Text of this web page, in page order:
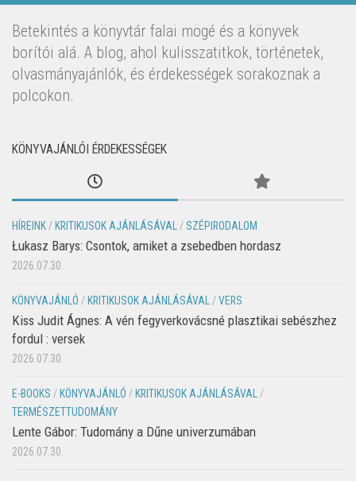
Betekintés a könyvtár falai mögé és a könyvek
borítói alá. A blog, ahol kulisszatitkok, történetek,
olvasmányajánlók, és érdekességek sorakoznak a
polcokon.
KÖNYVAJÁNLÓI ÉRDEKESSÉGEK
HÍREINK / KRITIKUSOK AJÁNLÁSÁVAL / SZÉPIRODALOM
Łukasz Barys: Csontok, amiket a zsebedben hordasz
2026.07.30.
KÖNYVAJÁNLÓ / KRITIKUSOK AJÁNLÁSÁVAL /VERS
Kiss Judit Ágnes: A vén fegyverkovácsné plasztikai sebészhez
fordul : versek
2026.07.30.
E-BOOKS / KÖNYVAJÁNLÓ / KRITIKUSOK AJÁNLÁSÁVAL
/
TERMÉSZETTUDOMÁNY
Lente Gábor: Tudomány a Dűne univerzumában
2026.07.30.